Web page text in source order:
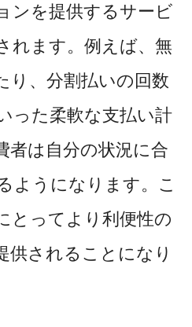
ンを提供するサービ
れます。例えば、無
り、分割払いの回数
った柔軟な支払い計
者は自分の状況に合
ようになります。こ
とってより利便性の
供されることになり